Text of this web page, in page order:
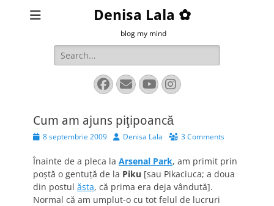
Denisa Lala ✿
blog my mind
Search
for:
Facebook
EmailYouTube
Instagram
Cum am ajuns piţipoancă
Posted
8 septembrie 2009 AuthorDenisa Lala 3 Comments
Înainte de a pleca la Arsenal Park, am primit prin
poştă o gentuţă de la Piku [sau Pikaciuca; a doua
din postul ăsta, că prima era deja vândută].
Normal că am umplut-o cu tot felul de lucruri